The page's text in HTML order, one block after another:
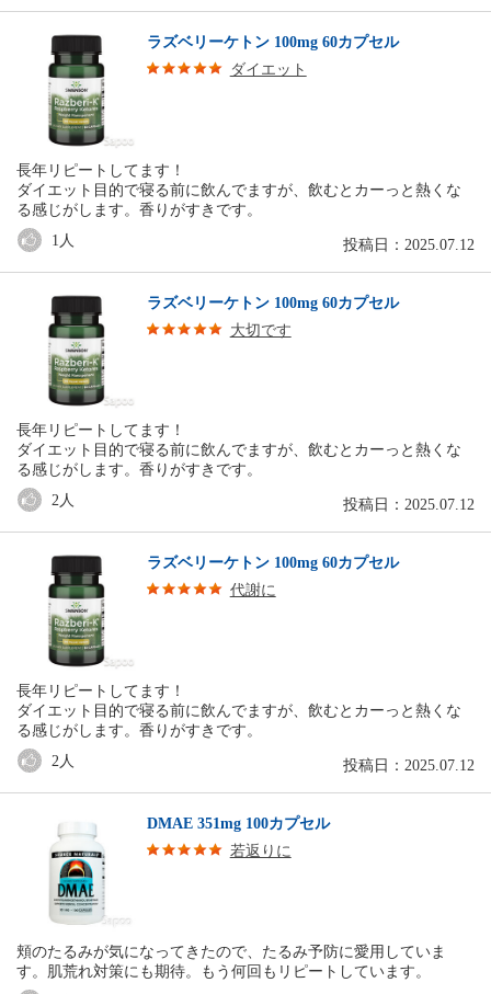
ラズベリーケトン 100mg 60カプセル
ダイエット
長年リピートしてます！
ダイエット目的で寝る前に飲んでますが、飲むとカーっと熱くな
る感じがします。香りがすきです。
投稿日：2025.07.12
1 人
ラズベリーケトン 100mg 60カプセル
大切です
長年リピートしてます！
ダイエット目的で寝る前に飲んでますが、飲むとカーっと熱くな
る感じがします。香りがすきです。
投稿日：2025.07.12
2人
ラズベリーケトン 100mg 60カプセル
代謝に
長年リピートしてます！
ダイエット目的で寝る前に飲んでますが、飲むとカーっと熱くな
る感じがします。香りがすきです。
投稿日：2025.07.12
2人
DMAE 351mg 100カプセル
若返りに
頬のたるみが気になってきたので、たるみ予防に愛用していま
す。肌荒れ対策にも期待。もう何回もリピートしています。